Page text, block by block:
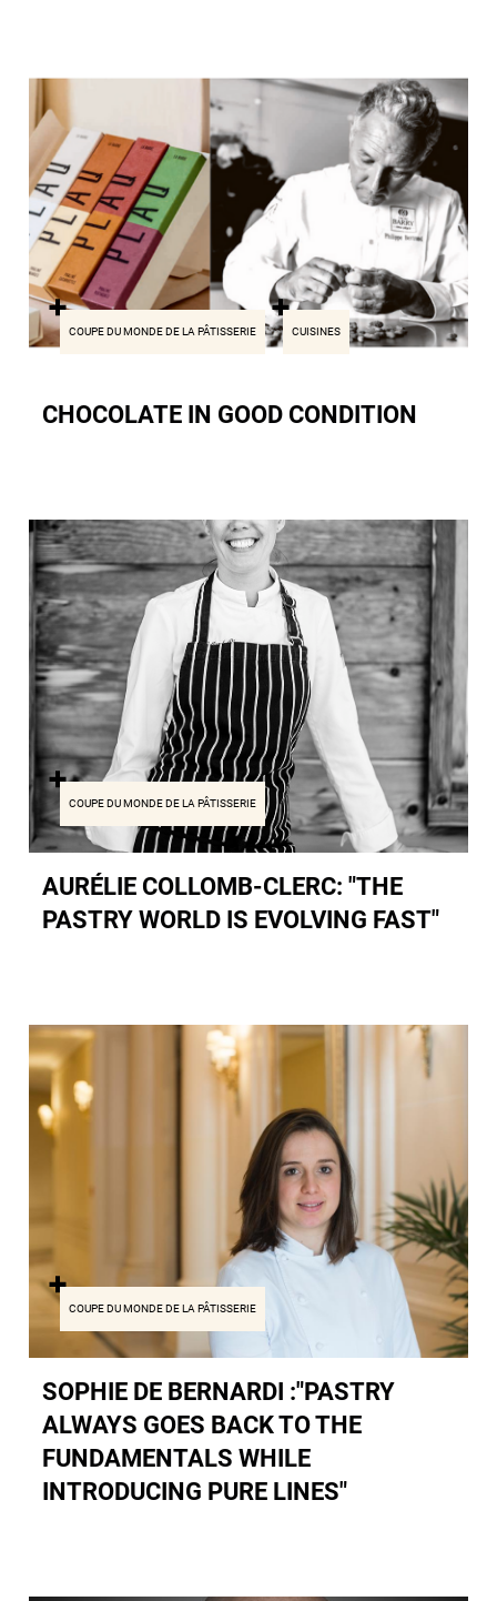
COUPE DU MONDE DE LA PÂTISSERIE CUISINES
CHOCOLATE IN GOOD CONDITION
COUPE DU MONDE DE LA PÂTISSERIE
AURÉLIE COLLOMB-CLERC: "THE
PASTRY WORLD IS EVOLVING FAST"
COUPE DU MONDE DE LA PÂTISSERIE
SOPHIE DE BERNARDI :"PASTRY
ALWAYS GOES BACK TO THE
FUNDAMENTALS WHILE
INTRODUCING PURE LINES"